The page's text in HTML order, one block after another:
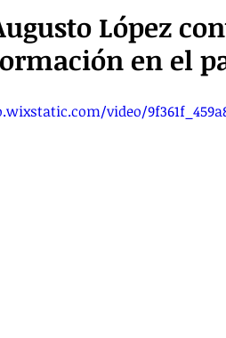
López
en el
video/